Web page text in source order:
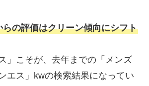
の評価はクリーン傾向にシフト
」こそが、去年までの「メンズ
エス」kwの検索結果になってい